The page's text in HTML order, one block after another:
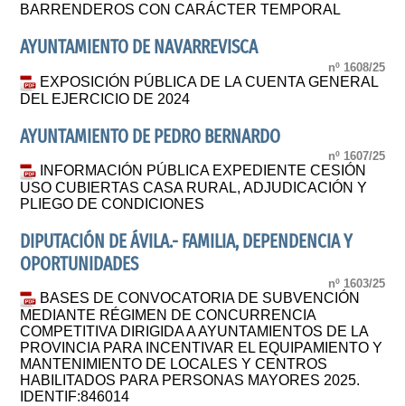
BARRENDEROS CON CARÁCTER TEMPORAL
AYUNTAMIENTO DE NAVARREVISCA
nº 1608/25
EXPOSICIÓN PÚBLICA DE LA CUENTA GENERAL
DEL EJERCICIO DE 2024
AYUNTAMIENTO DE PEDRO BERNARDO
nº 1607/25
INFORMACIÓN PÚBLICA EXPEDIENTE CESIÓN
USO CUBIERTAS CASA RURAL, ADJUDICACIÓN Y
PLIEGO DE CONDICIONES
DIPUTACIÓN DE ÁVILA.- FAMILIA, DEPENDENCIA Y
OPORTUNIDADES
nº 1603/25
BASES DE CONVOCATORIA DE SUBVENCIÓN
MEDIANTE RÉGIMEN DE CONCURRENCIA
COMPETITIVA DIRIGIDA A AYUNTAMIENTOS DE LA
PROVINCIA PARA INCENTIVAR EL EQUIPAMIENTO Y
MANTENIMIENTO DE LOCALES Y CENTROS
HABILITADOS PARA PERSONAS MAYORES 2025.
IDENTIF:846014